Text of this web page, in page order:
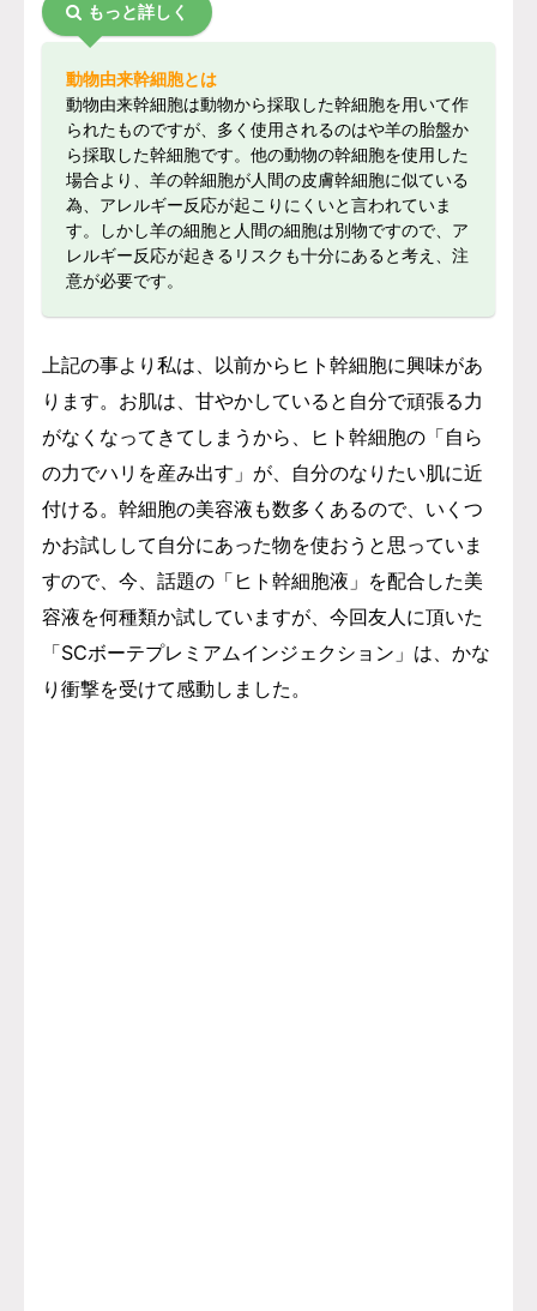
もっと詳しく
動物由来幹細胞とは
動物由来幹細胞は動物から採取した幹細胞を用いて作
られたものですが、多く使用されるのはや羊の胎盤か
ら採取した幹細胞です。他の動物の幹細胞を使用した
場合より、羊の幹細胞が人間の皮膚幹細胞に似ている
為、アレルギー反応が起こりにくいと言われていま
す。しかし羊の細胞と人間の細胞は別物ですので、ア
レルギー反応が起きるリスクも十分にあると考え、注
意が必要です。
上記の事より私は、以前からヒト幹細胞に興味があ
ります。お肌は、甘やかしていると自分で頑張る力
がなくなってきてしまうから、ヒト幹細胞の「自ら
の力でハリを産み出す」が、自分のなりたい肌に近
付ける。幹細胞の美容液も数多くあるので、いくつ
かお試しして自分にあった物を使おうと思っていま
すので、今、話題の「ヒト幹細胞液」を配合した美
容液を何種類か試していますが、今回友人に頂いた
「SCボーテプレミアムインジェクション」は、かな
り衝撃を受けて感動しました。